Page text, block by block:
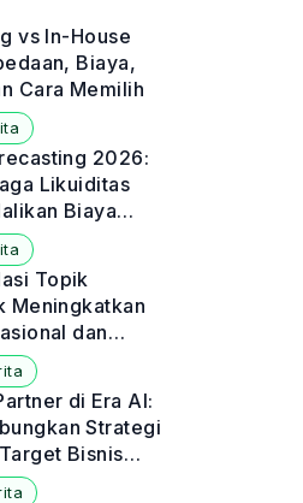
vs In-House
Biaya,
Cara Memilih
2026:
Likuiditas
Biaya
Topik
Meningkatkan
dan
Sakit
di Era AI:
Strategi
Bisnis